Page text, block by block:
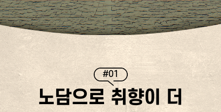
#01
노담으로 취향이 더